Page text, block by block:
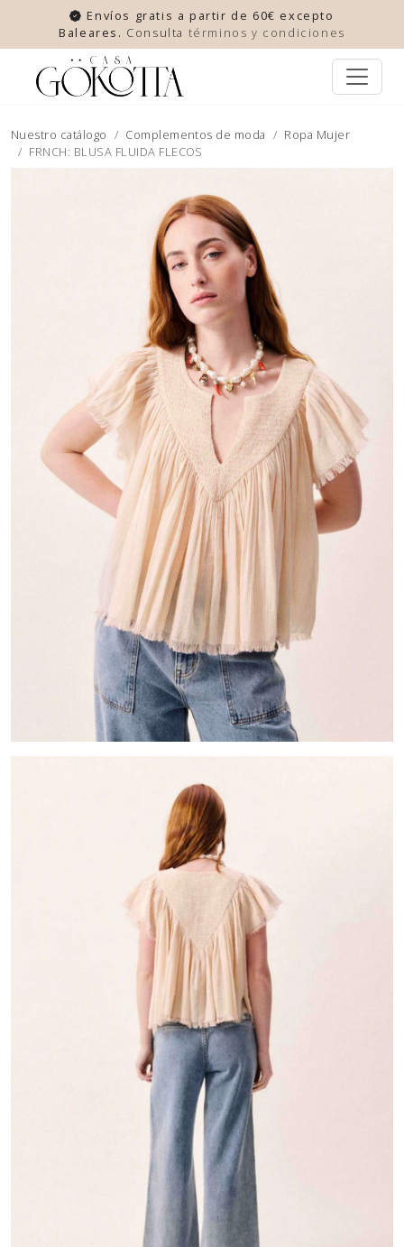
Envíos gratis a partir de 60€ excepto
Baleares. Consulta términos y condiciones
Nuestro catálogo Complementos de moda
Ropa Mujer
FRNCH: BLUSA FLUIDA FLECOS